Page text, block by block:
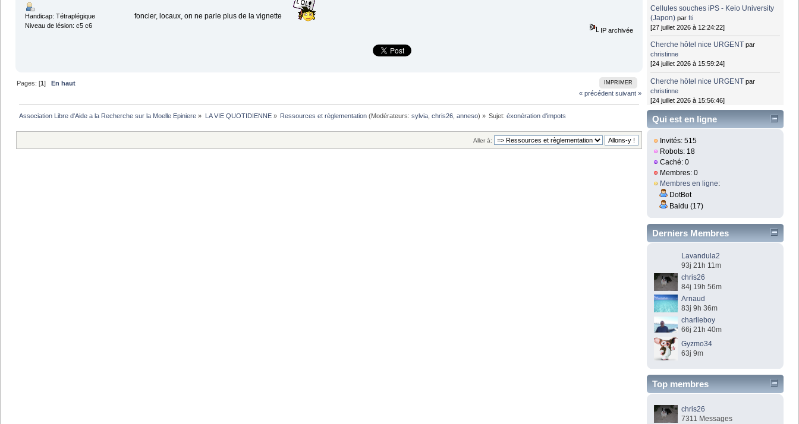
Handicap: Tétraplégique
Niveau de lésion: c5 c6
foncier, locaux, on ne parle plus de la vignette
IP archivée
IMPRIMER
Pages: [1]En haut
« précédent suivant »
Association Libre d'Aide a la Recherche sur la Moelle Epiniere » LA VIE QUOTIDIENNE» Ressources et règlementation(Modérateurs: sylvia, chris26, anneso) » Sujet:éxonération d'impots
Aller à:
Cellules souches iPS - Keio University
(Japon) parfti
[27 juillet 2026 à 12:24:22]
Cherche hôtel nice URGENT par
christinne
[24 juillet 2026 à 15:59:24]
Cherche hôtel nice URGENT par
christinne
[24 juillet 2026 à 15:56:46]
Qui est en ligne
Invités: 515
Robots: 18
Caché: 0
Membres: 0
Membres en ligne:
DotBot
Baidu (17)
Derniers Membres
Lavandula2
93j 21h 11m
chris26
84j 19h 56m
Arnaud
83j 9h 36m
charlieboy
66j 21h 40m
Gyzmo34
63j 9m
Top membres
chris26
7311 Messages